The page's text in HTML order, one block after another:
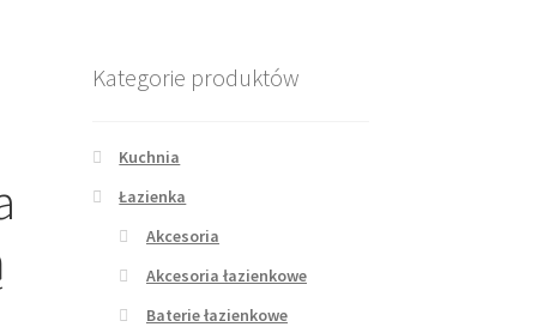
Kategorie produktów
Kuchnia
Łazienka
Akcesoria
Akcesoria łazienkowe
Baterie łazienkowe